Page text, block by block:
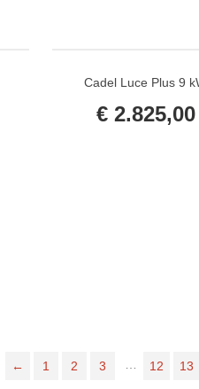
Cadel Luce Plus 9
€2.825,00
← 1 2 3 12 13